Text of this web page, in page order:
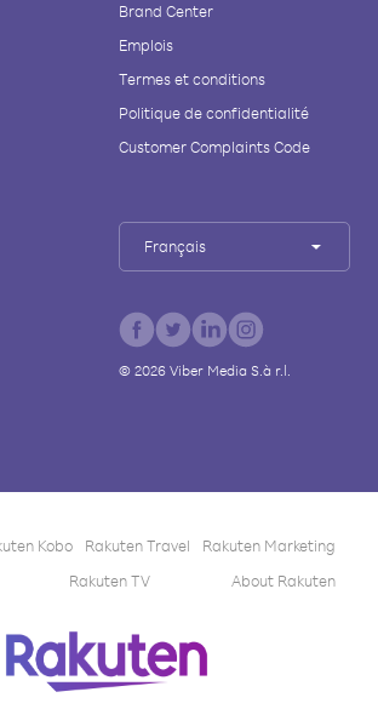
Brand Center
Emplois
Termes et conditions
Politique de confidentialité
Customer Complaints Code
Français
© 2026Viber Media S.à r.l.
Kobo Rakuten Travel
Rakuten Marketing
Rakuten TV About Rakuten